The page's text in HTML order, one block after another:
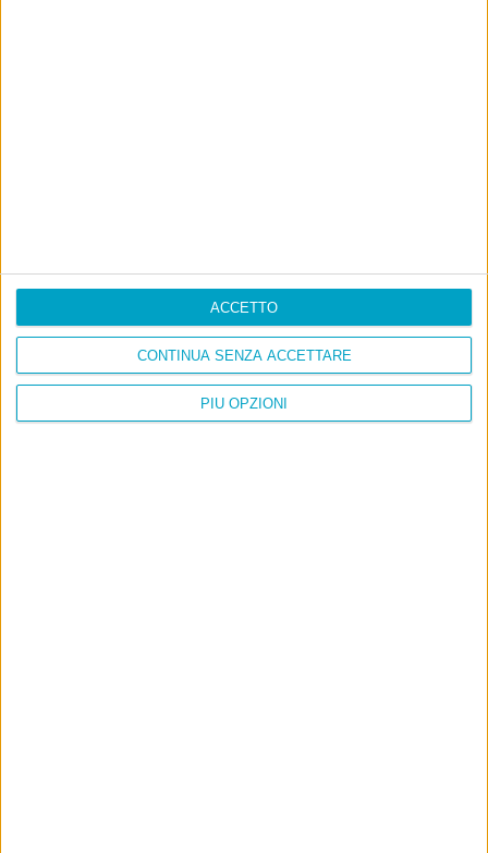
PIÙ OPZIONI
CONTINUA SENZA ACCETTARE
ACCETTO